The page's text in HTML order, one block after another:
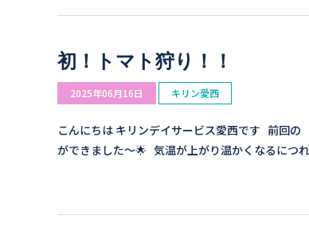
初！トマト狩り！！
2025年06月16日 キリン愛西
こんにちは キリンデイサービス愛西です 前回の
ができました～🌟 気温が上がり温かくなるにつ